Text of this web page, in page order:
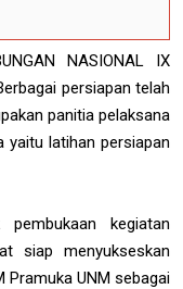
NASIONAL IX
persiapan telah
panitia pelaksana
yaitu latihan persiapan
kegiatan
siap menyukseskan
Pramuka UNM sebagai